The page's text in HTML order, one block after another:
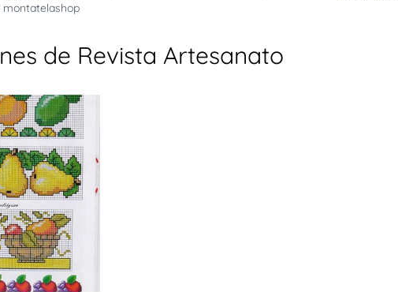
montatelashop
de Revista Artesanato